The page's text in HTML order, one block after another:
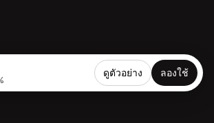
ดูตัวอย่าง ลองใช้